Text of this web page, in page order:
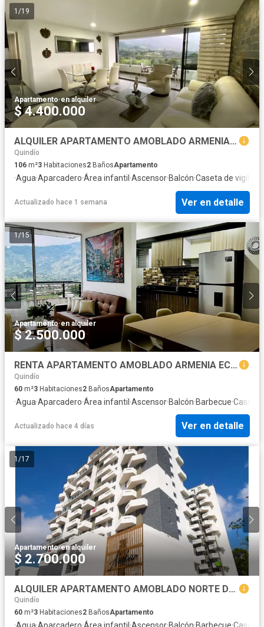
1 /19
Apartamento·en alquiler
$ 4.400.000
ALQUILER APARTAMENTO AMOBLADO ARMENIA MAGNIFICO SECTOR CASTELLANA
Quindío
106 m²3 Habitaciones2 BañosApartamento
·Agua·Aparcadero·Área infantil ·Ascensor·Balcón·Caseta de
Actualizado hace 1 semana Ver en detalle
1/15
Apartamento·en alquiler
$ 2.500.000
RENTA APARTAMENTO AMOBLADO ARMENIA ECONOMICO
Quindío
60 m²3 Habitaciones2 BañosApartamento
·Agua·Aparcadero·Área infantil ·Ascensor·Balcón·Barbecue·Caseta
Actualizado hace 4 días Ver en detalle
1 /17
Apartamento·en alquiler
$ 2.700.000
ALQUILER APARTAMENTO AMOBLADO NORTE DE ARMENIA ECONOMICO
Quindío
60 m²3 Habitaciones2 BañosApartamento